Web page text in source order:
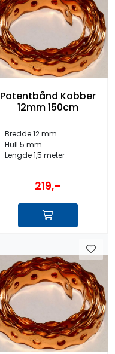
Patentbånd Kobber
12mm 150cm
Bredde 12 mm
Hull 5 mm
Lengde 1,5 meter
219,-